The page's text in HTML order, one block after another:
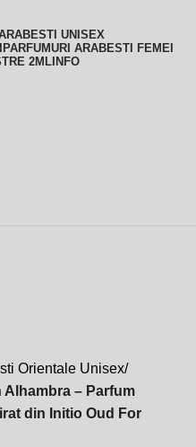
UNISEX
PARFUMURI ARABESTI FEMEI
2ML INFO
Orientale Unisex
Alhambra – Parfum
din Initio Oud For